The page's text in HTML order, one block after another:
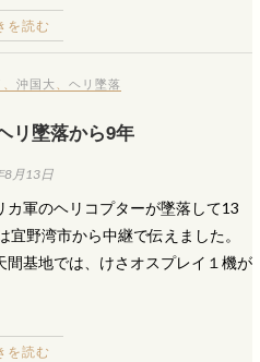
を読む
、沖国大 、ヘリ墜落
リ墜落から9年
8月13日
軍のヘリコプターが墜落して13
野湾市から中継で伝えました。
基地では、けさオスプレイ１機が
を読む